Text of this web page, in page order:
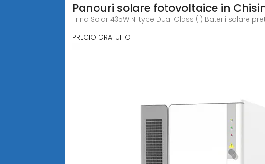
Panouri solare fotovoltaice in
Trina Solar 435W N-type Dual Glass (!) Baterii solare
PRECIO GRATUITO